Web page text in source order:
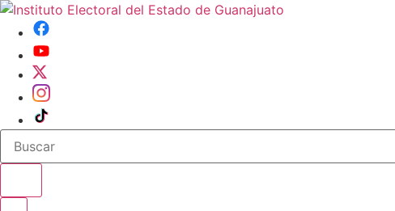
Buscar en el sitio